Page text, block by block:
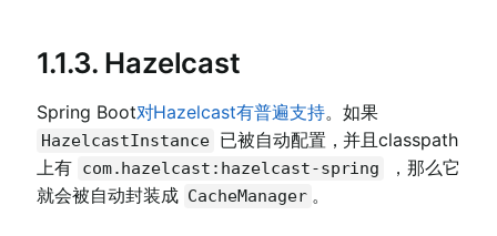
1.1.3. Hazelcast
Spring Boot对Hazelcast有普遍支持。如果
HazelcastInstance 已被自动配置，并且classpath
上有 com.hazelcast:hazelcast-spring
，那么它
就会被自动封装成 CacheManager 。